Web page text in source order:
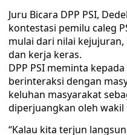
Juru Bicara DPP PSI,
kontestasi pemilu caleg
mulai dari nilai
dan kerja keras.
DPP PSI meminta
berinteraksi dengan
keluhan masyarakat
diperjuangkan oleh wakil
“Kalau kita terjun